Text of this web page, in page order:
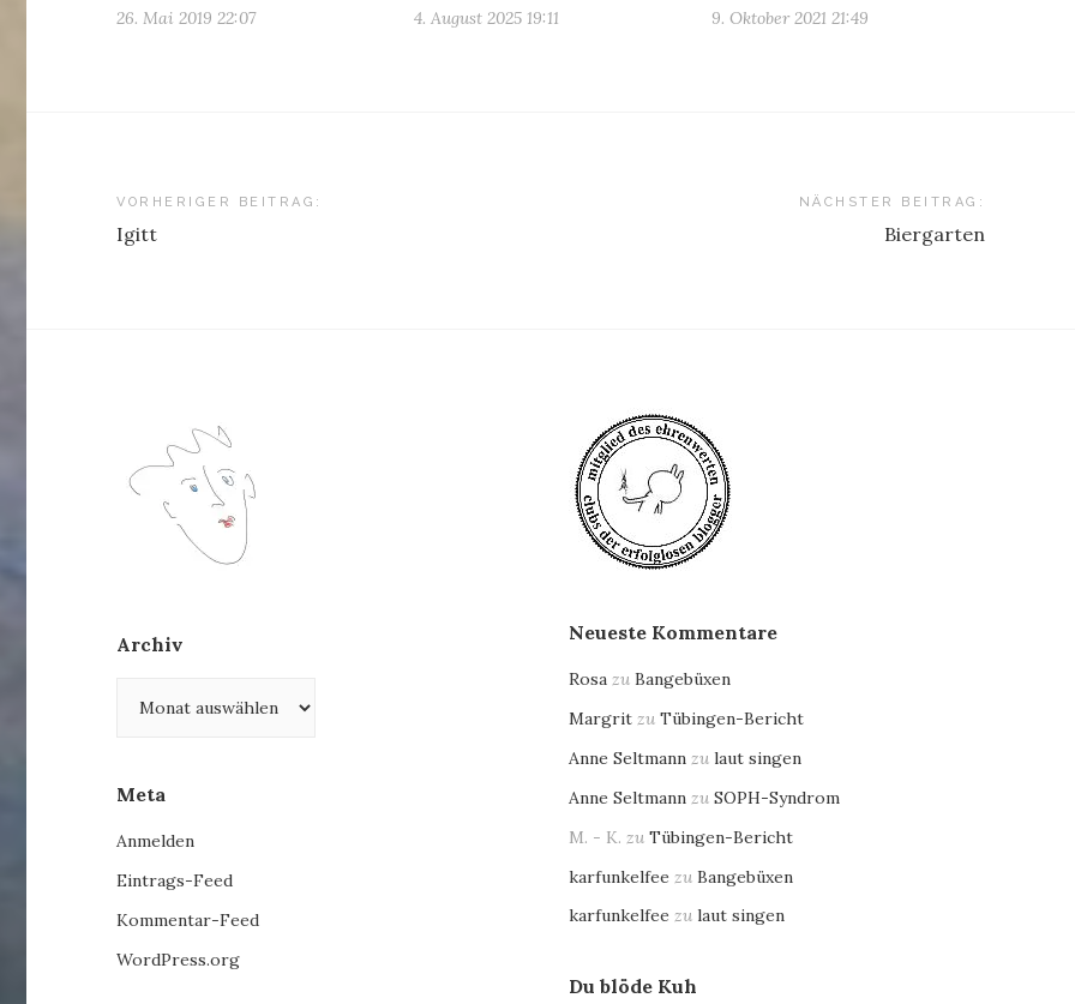
26. Mai 2019 22:07 4. August 2025 19:11 9. Oktober 2021 21:49
Beitragsnavigation
VORHERIGER BEITRAG:
Igitt
NÄCHSTER BEITRAG:
Biergarten
Archiv
Meta
Anmelden
Eintrags-Feed
Kommentar-Feed
WordPress.org
Neueste Kommentare
Rosa zuBangebüxen
Margrit zuTübingen-Bericht
Anne Seltmann zulaut singen
Anne Seltmann zuSOPH-Syndrom
M. - K. zuTübingen-Bericht
karfunkelfee zuBangebüxen
karfunkelfee zulaut singen
Du blöde Kuh